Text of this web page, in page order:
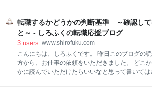
は、登録者に若い方が多いです。20代後半から30
方が多い印象です。 もしあなたがこの年代であれ
今すぐ登録することをお勧めします。 リ
相談を受ける場合、年代順か逆年代順か、どちら
くべきかの相談を受けることが多いです。 １．職
歴書の書き方の３パターン 職務経歴書の書き方に
ては、次の３つが知られています。 １）年代順
の会社を最初に、その後転職した順番に年代順に
ていく方法 ２）逆年代順：現在就業中または直近
転職するかどうかの判断基準 ～確認して
と～ - しろふくの転職応援ブログ
3 users www.shirofuku.com
こんにちは、しろふくです。 昨日このブログの
方から、お仕事の依頼をいただきました。 どこ
かに読んでいただけたらいいなと思って書いては